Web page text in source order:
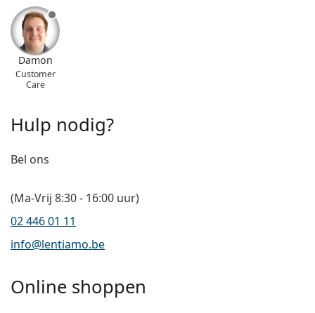
Damon
Customer
Care
Hulp nodig?
Bel ons
(Ma-Vrij 8:30 - 16:00 uur)
02 446 01 11
info@lentiamo.be
Online shoppen